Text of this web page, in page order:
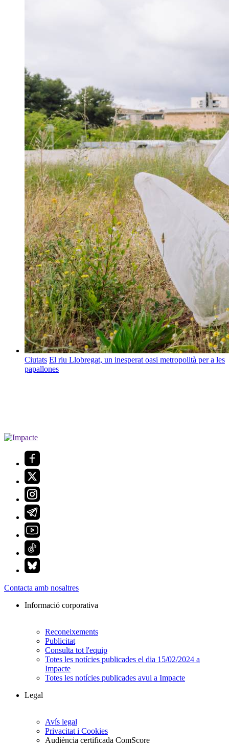
Ciutats El riu Llobregat, un inesperat oasi metropolità per a les
papallones
Contacta amb nosaltres
Informació corporativa
Reconeixements
Publicitat
Consulta tot l'equip
Totes les notícies publicades el dia 15/02/2024 a
Impacte
Totes les notícies publicades avui a Impacte
Legal
Avís legal
Privacitat i Cookies
Audiència certificada ComScore